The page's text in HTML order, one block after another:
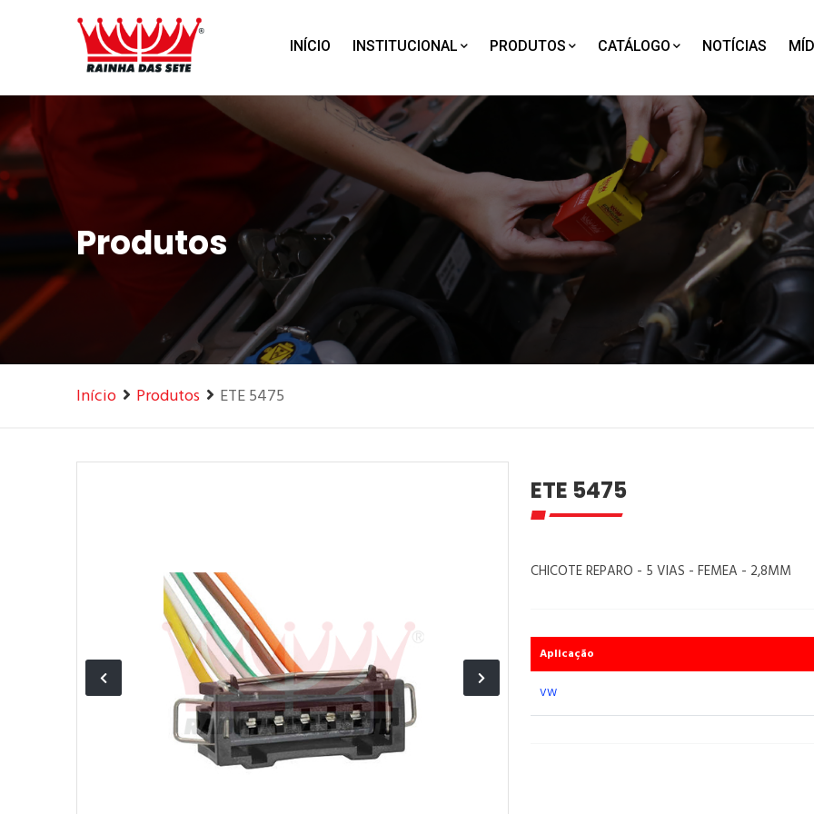
INÍCIO INSTITUCIONAL PRODUTOS CATÁLOGO NOTÍCIAS
Home Produtos
Produtos
Início Produtos ETE 5475
ETE 5475
CHICOTE REPARO - 5 VIAS - FEMEA - 2,8MM
Aplicação
VW